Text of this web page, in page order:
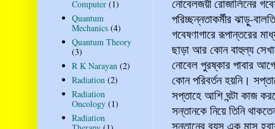
নোবেলজয়ী রোজালিনের
পরিচ্ছন্নতাকর্মীর ঝাড়ু-
গবেষণাগারে রূপান্তরের
ছাড়া আর কোন বাহুল্য
নোবেল পুরষ্কার পাবার
কোন পরিবর্তন হয়নি।
সপ্তাহে আশি ঘন্টা কাজ
সন্তানকে নিয়ে তিনি
সন্তানের বয়স এক মাস
Computer (1)
Quantum
Mechanics (4)
Quantum Theory
(3)
R K Narayan (2)
Radiation (2)
Radiation
Oncology (1)
Radiation